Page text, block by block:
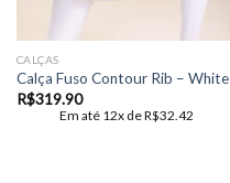
CALÇAS
Calça Fuso Contour Rib – White
R$319.90
Em até 12x deR$32.42